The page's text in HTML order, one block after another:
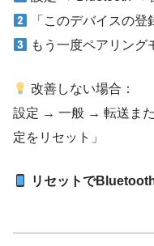
「このデバイスの
もう一度ペアリング
改善しない場合：
設定 → 一般 → 転送ま
定をリセット」
リセットで